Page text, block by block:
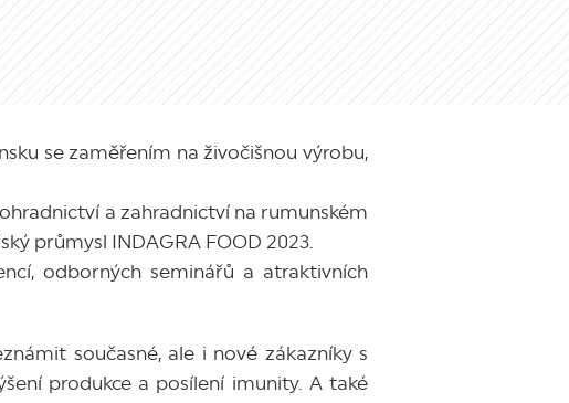
se zaměřením na živočišnou výrobu,
a zahradnictví na rumunském
průmysl INDAGRA FOOD 2023.
odborných seminářů a atraktivních
současné, ale i nové zákazníky s
produkce a posílení imunity. A také